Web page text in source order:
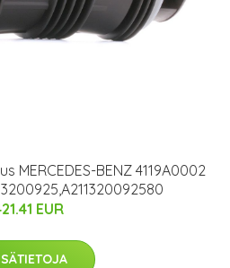
MERCEDES-BENZ 4119A0002
EUR